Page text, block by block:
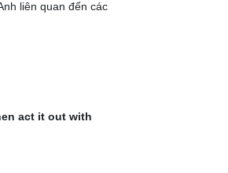
liên quan đến các
act it out with